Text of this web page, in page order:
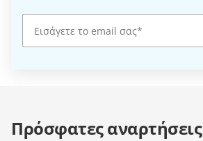
Πρόσφατες αναρτήσεις